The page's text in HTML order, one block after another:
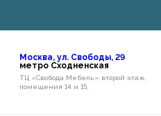
Москва, ул. Свободы, 29
метро Сходненская
ТЦ «Свобода Мебель» второй этаж,
помещения 14 и 15,